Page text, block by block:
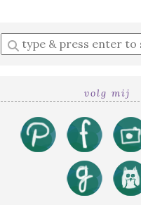
Enter
a
volg mij